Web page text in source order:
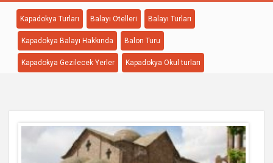
Kapadokya Turları Balayı Otelleri Balayı Turları
Kapadokya Balayı Hakkında Balon Turu
Kapadokya Gezilecek Yerler Kapadokya Okul turları